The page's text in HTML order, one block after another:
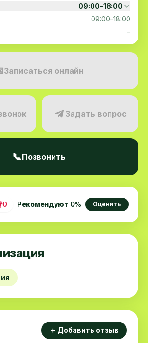
0 Рекомендуют 0% Оценить
＋ Добавить отзыв
09:00–18:00
09:00–18:00
–
Записаться онлайн
Задать вопрос
📞Позвонить